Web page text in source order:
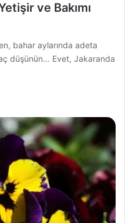
ve Bakımı
bahar aylarında adeta
düşünün… Evet, Jakaranda